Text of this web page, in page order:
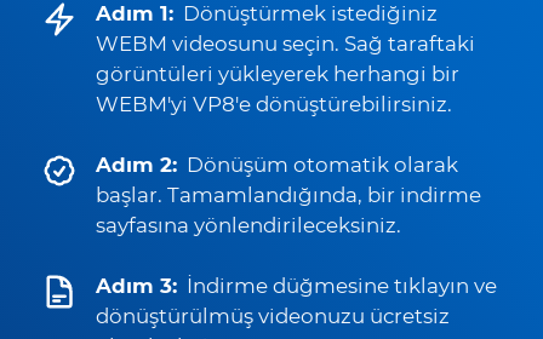
Adım 1: Dönüştürmek istediğiniz
WEBM videosunu seçin. Sağ taraftaki
görüntüleri yükleyerek herhangi bir
WEBM'yi VP8'e dönüştürebilirsiniz.
Adım 2: Dönüşüm otomatik olarak
başlar. Tamamlandığında, bir indirme
sayfasına yönlendirileceksiniz.
Adım 3: İndirme düğmesine tıklayın ve
dönüştürülmüş videonuzu ücretsiz